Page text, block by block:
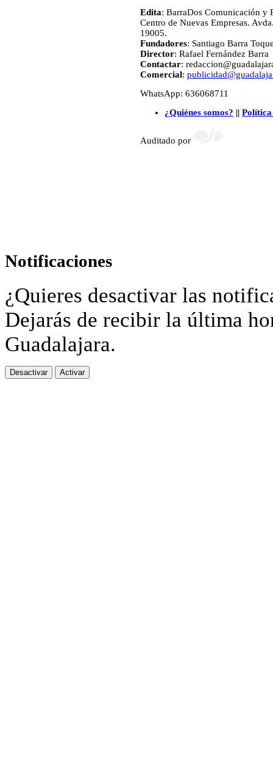
Edita: BarraDos Comunicación y
Centro de Nuevas Empresas.
19005.
Fundadores: Santiago Barra
Director: Rafael Fernández Barra
Contactar:
Comercial:
WhatsApp: 636068711
¿Quiénes somos? || Política
Auditado por
Notificaciones
¿Quieres desactivar las
Dejarás de recibir la última
Guadalajara.
Desactivar Activar